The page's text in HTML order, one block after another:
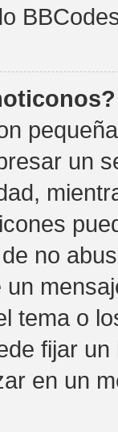
un
no
un
tema o
fijar
en un